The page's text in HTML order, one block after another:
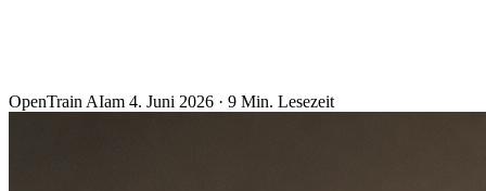
OpenTrain AIam 4. Juni 2026 · 9 Min. Lesezeit